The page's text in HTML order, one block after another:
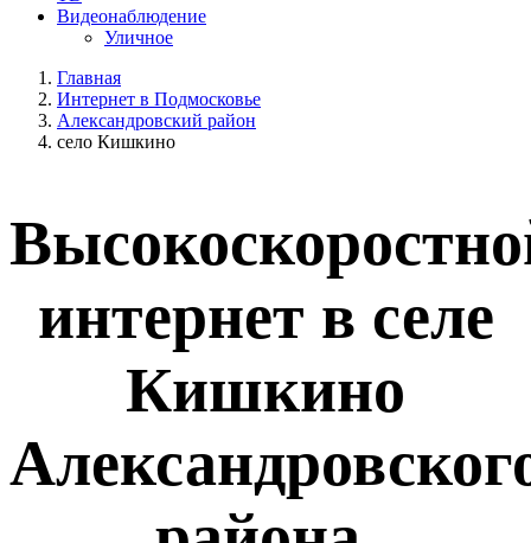
Видеонаблюдение
Уличное
Главная
Интернет в Подмосковье
Александровский район
село Кишкино
интернет в селе
Кишкино